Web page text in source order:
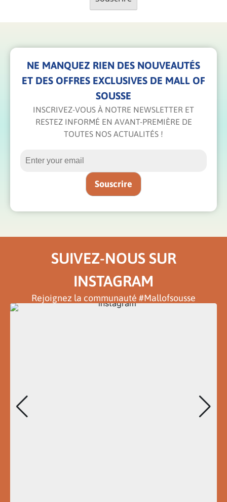
NE MANQUEZ RIEN DES NOUVEAUTÉS
ET DES OFFRES EXCLUSIVES DE MALL OF
SOUSSE
INSCRIVEZ-VOUS À NOTRE NEWSLETTER ET
RESTEZ INFORMÉ EN AVANT-PREMIÈRE DE
TOUTES NOS ACTUALITÉS !
SUIVEZ-NOUS SUR
INSTAGRAM
Rejoignez la communauté #Mallofsousse